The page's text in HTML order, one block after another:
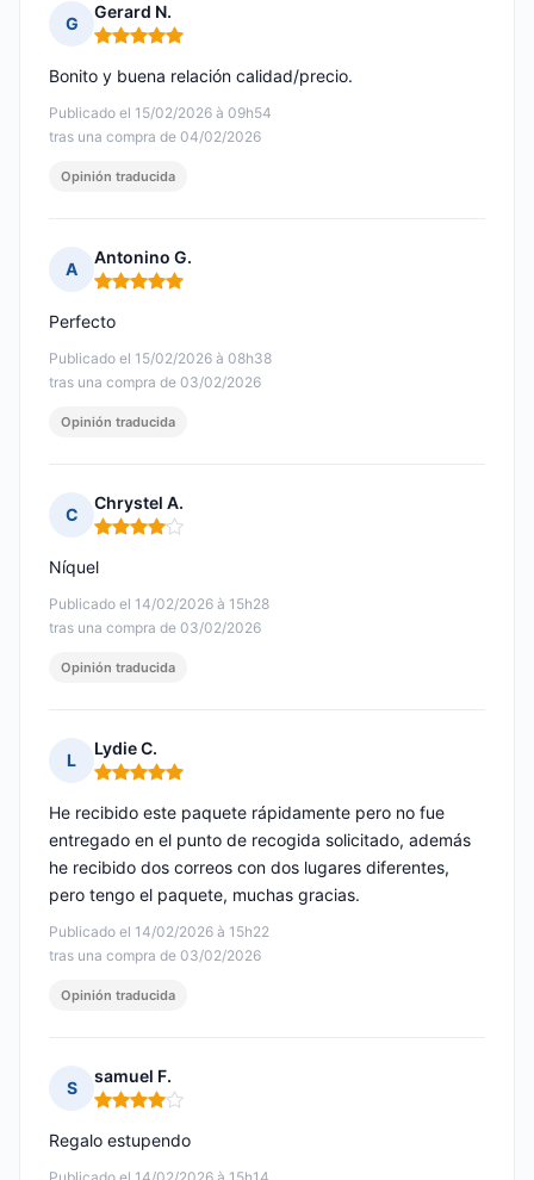
G
Gerard N.
Nota: 5 de 5
Publicado el 15/02/2026 à 09h54
tras una compra de 04/02/2026
Bonito y buena relación calidad/precio.
Opinión traducida
A
Antonino G.
Nota: 5 de 5
Publicado el 15/02/2026 à 08h38
tras una compra de 03/02/2026
Perfecto
Opinión traducida
C
Chrystel A.
Nota: 4 de 5
Publicado el 14/02/2026 à 15h28
tras una compra de 03/02/2026
Níquel
Opinión traducida
L
Lydie C.
Nota: 5 de 5
Publicado el 14/02/2026 à 15h22
tras una compra de 03/02/2026
He recibido este paquete rápidamente pero no fue
entregado en el punto de recogida solicitado, además
he recibido dos correos con dos lugares diferentes,
pero tengo el paquete, muchas gracias.
Opinión traducida
S
samuel F.
Nota: 4 de 5
Regalo estupendo